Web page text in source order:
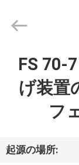
ダ
2026
GUANGZHOU
Reserved.
FS 70-
げ装置
フ
起源の場所: